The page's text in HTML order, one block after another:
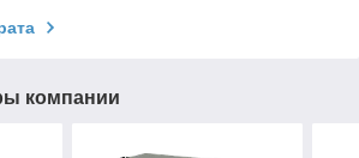
компании